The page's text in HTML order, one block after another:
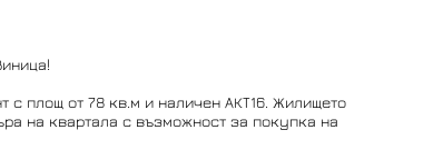
с площ от 78 кв.м и наличен АКТ16. Жилището
на квартала с възможност за покупка на